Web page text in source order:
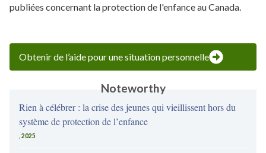
publiées concernant la protection de l'enfance au Canada.
Obtenir de l’aide pour une situation personnelle
Noteworthy
Rien à célébrer : la crise des jeunes qui vieillissent hors du
système de protection de l’enfance
, 2025